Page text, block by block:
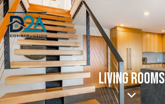
LIVING ROOMS